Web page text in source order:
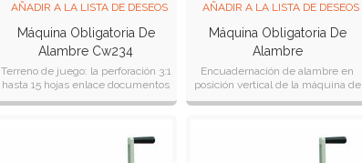
AÑADIR A LA LISTA DE DESEOS
Máquina Obligatoria De
Alambre Cw234
Terreno de juego: la perforación 3:1
hasta 15 hojas enlace documentos
de hasta 130 hoja
AÑADIR A LA LISTA DE DESEOS
Máquina Obligatoria De
Alambre
Encuadernación de alambre en
posición vertical de la máquina de
perforación hasta 15 hojas